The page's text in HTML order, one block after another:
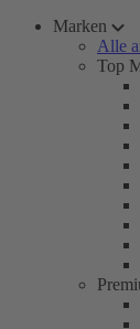
Marken
Alle
Top